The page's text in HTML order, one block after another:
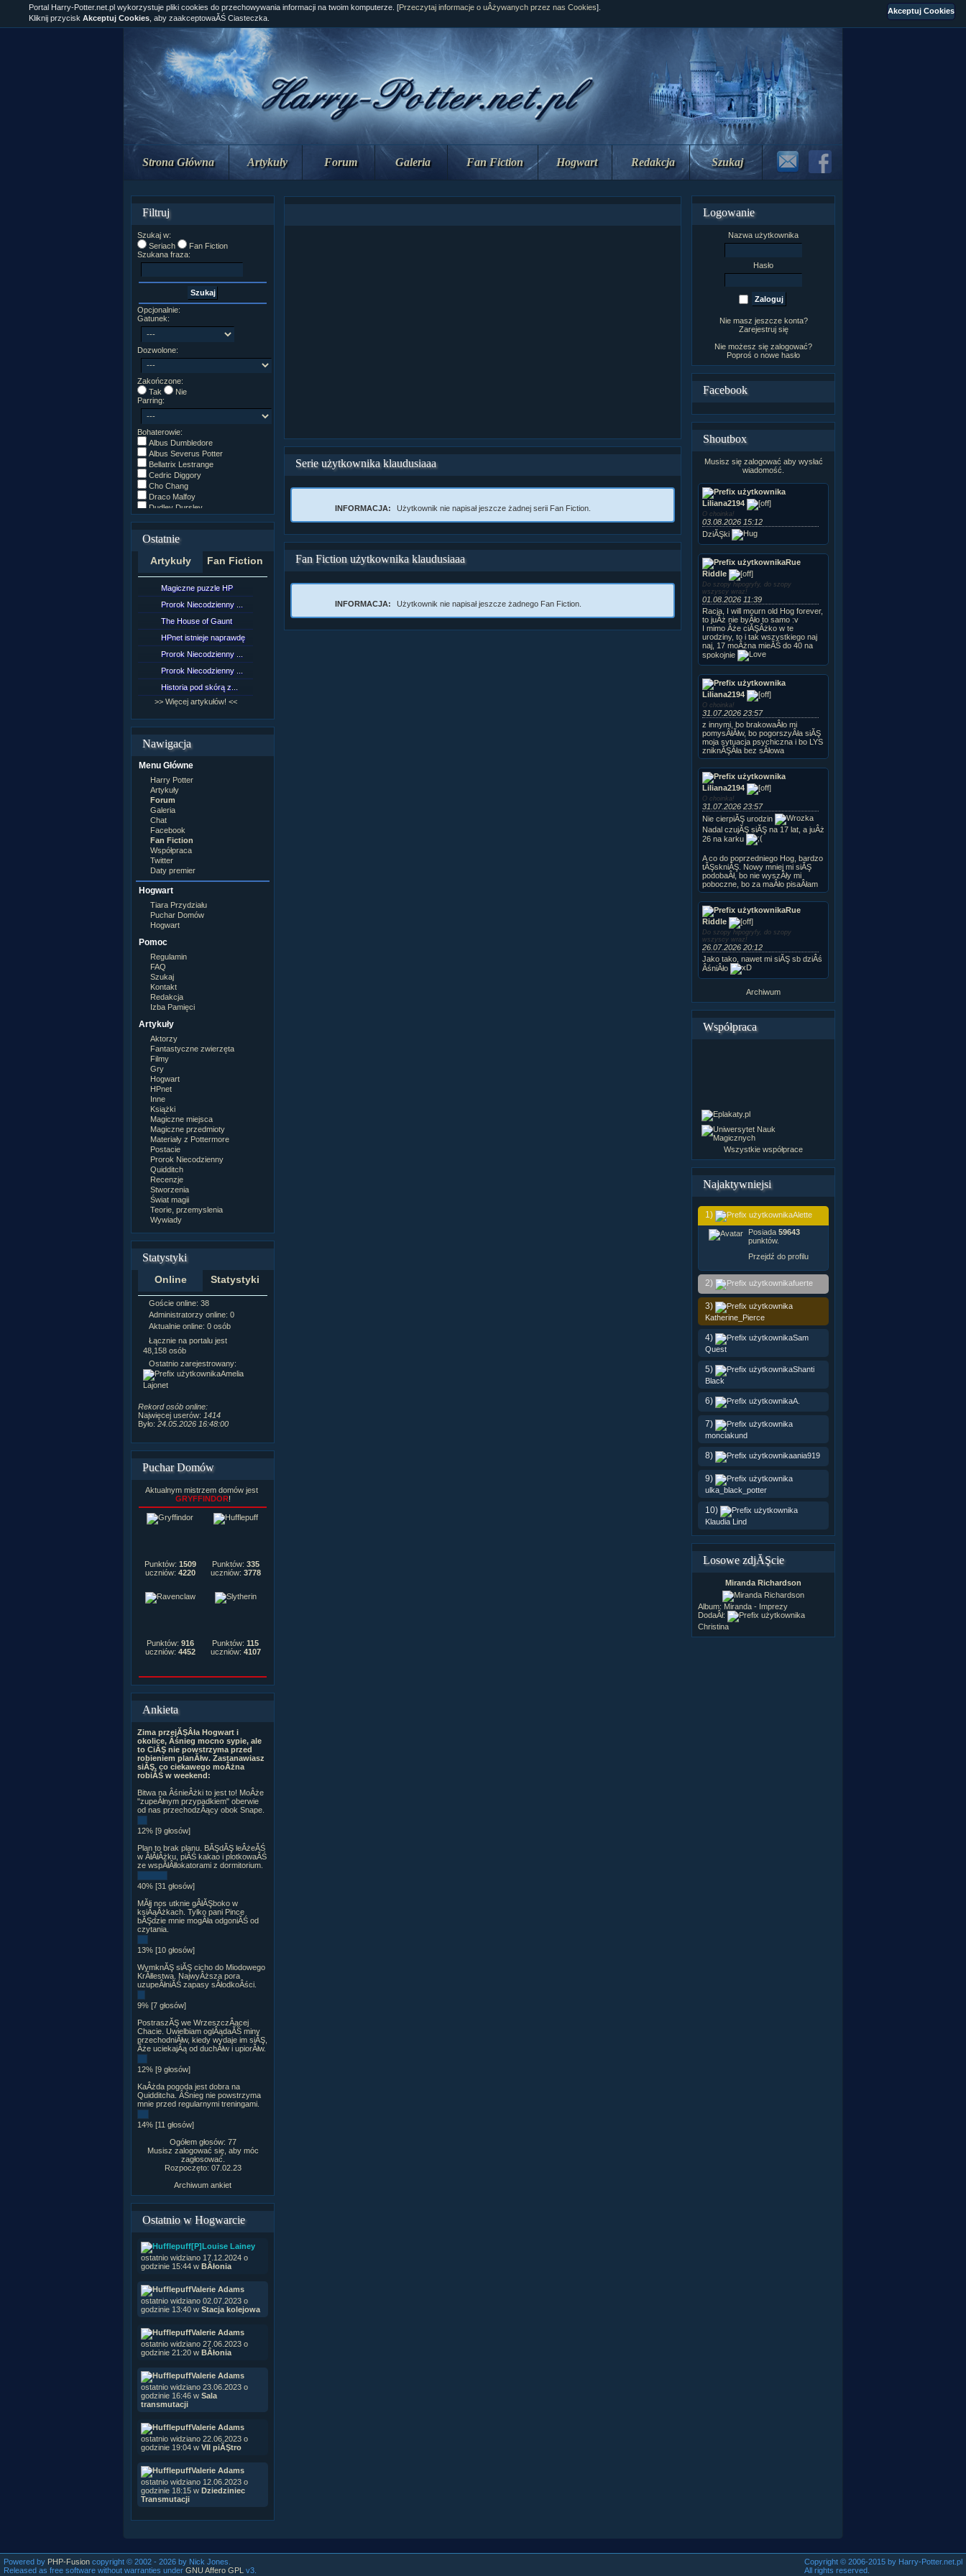
Strona Główna Artykuły Forum Galeria Fan Fiction Hogwart Redakcja Szukaj
Filtruj
Szukaj w:
Seriach
Fan Fiction
Szukana fraza:
Opcjonalnie:
Gatunek:
Dozwolone:
Zakończone:
Tak
Nie
Parring:
Bohaterowie:
Albus Dumbledore
Albus Severus Potter
Bellatrix Lestrange
Cedric Diggory
Cho Chang
Draco Malfoy
Dudley Dursley
Godryk Gryffindor
Helga Hufflepuff
Inne
James Potter
James Syriusz Potter
Lily Evans
Lily Luna Potter
Lord Voldemort
Lucjusz Malfoy
Luna Lovegood
Minerwa MacGonagall
Neville Longbottom
Nimfadora Tonks
Ron Weasley
Rose Weasley
Rowena Ravenclaw
Salazar Slytherin
Scorpius Malfoy
Severus Snape
Syriusz Black
Teddy Lupin
wÂłasna postaĂŚ
Ostatnie
Artykuły Fan Fiction
Magiczne puzzle HP
Prorok Niecodzienny ...
The House of Gaunt
HPnet istnieje naprawdę
Prorok Niecodzienny ...
Prorok Niecodzienny ...
Historia pod skórą z...
>> Więcej artykułów! <<
[NZ]Rozdział 10 cz....
[NZ]Rozdział 10 cz....
[NZ]Rozdział 9 cz.2...
Nawigacja
Menu Główne
Harry Potter
Artykuły
Forum
Galeria
Chat
Facebook
Fan Fiction
Współpraca
Twitter
Daty premier
Hogwart
Tiara Przydziału
Puchar Domów
Hogwart
Pomoc
Regulamin
FAQ
Szukaj
Kontakt
Redakcja
Izba Pamięci
Artykuły
Aktorzy
Fantastyczne zwierzęta
Filmy
Gry
Hogwart
HPnet
Inne
Książki
Magiczne miejsca
Magiczne przedmioty
Materiały z Pottermore
Postacie
Prorok Niecodzienny
Quidditch
Recenzje
Stworzenia
Świat magii
Teorie, przemyslenia
Wywiady
Statystyki
Online Statystyki
Goście online: 38
Administratorzy online: 0
Aktualnie online: 0 osób
Łącznie na portalu jest
48,158 osób
Ostatnio zarejestrowany:
Amelia
Lajonet
Rekord osób online:
Najwięcej userów: 1414
Było: 24.05.2026 16:48:00
Puchar Domów
Aktualnym mistrzem domów jest
GRYFFINDOR!
Punktów: 1509
uczniów: 4220
Punktów: 335
uczniów: 3778
Punktów: 916
uczniów: 4452
Punktów: 115
uczniów: 4107
Ankieta
Zima przejĂŞÂła Hogwart i
okolice, Âśnieg mocno sypie, ale
to CiĂŞ nie powstrzyma przed
robieniem planĂłw. Zastanawiasz
siĂŞ, co ciekawego moÂżna
robiĂŚ w weekend:
Bitwa na ÂśnieÂżki to jest to! MoÂże
"zupeÂłnym przypadkiem" oberwie
od nas przechodzÂący obok Snape.
12% [9 głosów]
Plan to brak planu. BĂŞdĂŞ leÂżeĂŚ
w ÂłĂłÂżku, piĂŚ kakao i plotkowaĂŚ
ze wspĂłÂłlokatorami z dormitorium.
40% [31 głosów]
MĂłj nos utknie gÂłĂŞboko w
ksiÂąÂżkach. Tylko pani Pince
bĂŞdzie mnie mogÂła odgoniĂŚ od
czytania.
13% [10 głosów]
WymknĂŞ siĂŞ cicho do Miodowego
KrĂłlestwa. NajwyÂższa pora
uzupeÂłniĂŚ zapasy sÂłodkoÂści.
9% [7 głosów]
PostraszĂŞ we WrzeszczÂącej
Chacie. Uwielbiam oglÂądaĂŚ miny
przechodniĂłw, kiedy wydaje im siĂŞ,
Âże uciekajÂą od duchĂłw i upiorĂłw.
12% [9 głosów]
KaÂżda pogoda jest dobra na
Quidditcha. ÂŚnieg nie powstrzyma
mnie przed regularnymi treningami.
14% [11 głosów]
Ogółem głosów: 77
Musisz zalogować się, aby móc
zagłosować.
Rozpoczęto: 07.02.23
Archiwum ankiet
Ostatnio w Hogwarcie
[P]Louise Lainey
ostatnio widziano 17.12.2024 o
godzinie 15:44 w BÂłonia
Valerie Adams
ostatnio widziano 02.07.2023 o
godzinie 13:40 w Stacja kolejowa
Valerie Adams
ostatnio widziano 27.06.2023 o
godzinie 21:20 w BÂłonia
Valerie Adams
ostatnio widziano 23.06.2023 o
godzinie 16:46 w Sala
transmutacji
Valerie Adams
ostatnio widziano 22.06.2023 o
godzinie 19:04 w VII piĂŞtro
Valerie Adams
ostatnio widziano 12.06.2023 o
godzinie 18:15 w Dziedziniec
Transmutacji
Portal Harry-Potter.net.pl wykorzystuje pliki cookies do przechowywania informacji na twoim komputerze. [Przeczytaj informacje o uÂżywanych przez nas Cookies].
Kliknij przycisk Akceptuj Cookies , aby zaakceptowaĂŚ Ciasteczka.
Serie użytkownika klaudusiaaa
INFORMACJA: Użytkownik nie napisał jeszcze żadnej serii Fan Fiction.
Fan Fiction użytkownika klaudusiaaa
INFORMACJA: Użytkownik nie napisał jeszcze żadnego Fan Fiction.
Logowanie
Nazwa użytkownika
Hasło
Nie masz jeszcze konta?
Zarejestruj się
Nie możesz się zalogować?
Poproś o nowe hasło
Facebook
Shoutbox
Musisz się zalogować aby wysłać
wiadomość.
Liliana2194
O choinka!
03.08.2026 15:12
DziĂŞki
Rue
Riddle
Do szopy hipogryfy, do szopy
wszyscy wraz!
01.08.2026 11:39
Racja, I will mourn old Hog forever,
to juÂż nie byÂło to samo :v
I mimo Âże ciĂŞÂżko w te
urodziny, to i tak wszystkiego naj
naj, 17 moÂżna mieĂŚ do 40 na
spokojnie
Liliana2194
O choinka!
31.07.2026 23:57
z innymi, bo brakowaÂło mi
pomysÂłĂłw, bo pogorszyÂła siĂŞ
moja sytuacja psychiczna i bo LYS
zniknĂŞÂła bez sÂłowa
Liliana2194
O choinka!
31.07.2026 23:57
Nie cierpiĂŞ urodzin
Nadal czujĂŞ siĂŞ na 17 lat, a juÂż
26 na karku
A co do poprzedniego Hog, bardzo
tĂŞskniĂŞ. Nowy mniej mi siĂŞ
podobaÂł, bo nie wyszÂły mi
poboczne, bo za maÂło pisaÂłam
Rue
Riddle
Do szopy hipogryfy, do szopy
wszyscy wraz!
26.07.2026 20:12
Jako tako, nawet mi siĂŞ sb dziÂś
ÂśniÂło
Archiwum
Współpraca
Wszystkie współprace
Najaktywniejsi
1)
Alette
Posiada 59643
punktów.
Przejdź do profilu
2) fuerte
3)
Katherine_Pierce
4)
Sam
Quest
5)
Shanti
Black
6) A.
7)
monciakund
8) ania919
9)
ulka_black_potter
10)
Klaudia Lind
Losowe zdjĂŞcie
Miranda Richardson
Album: Miranda - Imprezy
DodaÂł:
Christina
Powered by PHP-Fusion copyright © 2002 - 2026 by Nick Jones.
Released as free software without warranties under GNU Affero GPL v3.
Copyright © 2006-2015 by Harry-Potter.net.pl
All rights reserved.